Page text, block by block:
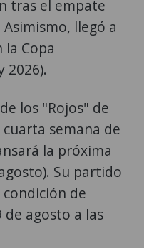
tras el empate
llegó a
la Copa
2026).
los "Rojos" de
semana de
la próxima
Su partido
condición de
agosto a las